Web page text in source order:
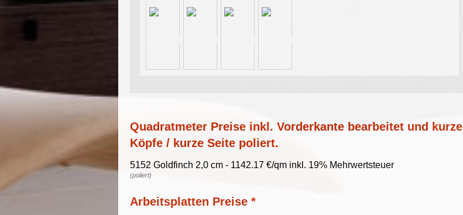
Quadratmeter Preise inkl. Vorderkante bearbeitet und kurze
Köpfe / kurze Seite poliert.
5152 Goldfinch 2,0 cm - 1142.17 €/qm inkl. 19% Mehrwertsteuer
(poliert)
Arbeitsplatten Preise *